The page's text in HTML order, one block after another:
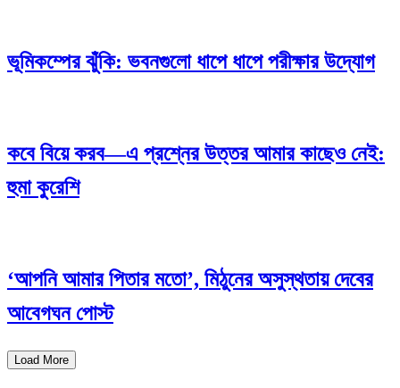
ভূমিকম্পের ঝুঁকি: ভবনগুলো ধাপে ধাপে পরীক্ষার উদ্যোগ
কবে বিয়ে করব—এ প্রশ্নের উত্তর আমার কাছেও নেই:
হুমা কুরেশি
‘আপনি আমার পিতার মতো’, মিঠুনের অসুস্থতায় দেবের
আবেগঘন পোস্ট
Load More